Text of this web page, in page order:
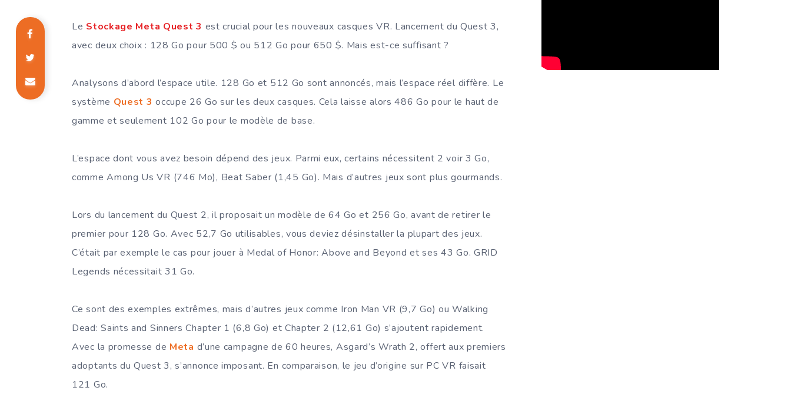
Le Stockage Meta Quest 3 est crucial pour les nouveaux casques VR. Lancement du Quest 3,
avec deux choix : 128 Go pour 500 $ ou 512 Go pour 650 $. Mais est-ce suffisant ?
Analysons d’abord l’espace utile. 128 Go et 512 Go sont annoncés, mais l’espace réel diffère. Le
système Quest 3 occupe 26 Go sur les deux casques. Cela laisse alors 486 Go pour le haut de
gamme et seulement 102 Go pour le modèle de base.
L’espace dont vous avez besoin dépend des jeux. Parmi eux, certains nécessitent 2 voir 3 Go,
comme Among Us VR (746 Mo), Beat Saber (1,45 Go). Mais d’autres jeux sont plus gourmands.
Lors du lancement du Quest 2, il proposait un modèle de 64 Go et 256 Go, avant de retirer le
premier pour 128 Go. Avec 52,7 Go utilisables, vous deviez désinstaller la plupart des jeux.
C’était par exemple le cas pour jouer à Medal of Honor: Above and Beyond et ses 43 Go. GRID
Legends nécessitait 31 Go.
Ce sont des exemples extrêmes, mais d’autres jeux comme Iron Man VR (9,7 Go) ou Walking
Dead: Saints and Sinners Chapter 1 (6,8 Go) et Chapter 2 (12,61 Go) s’ajoutent rapidement.
Avec la promesse de Meta d’une campagne de 60 heures, Asgard’s Wrath 2, offert aux premiers
adoptants du Quest 3, s’annonce imposant. En comparaison, le jeu d’origine sur PC VR faisait
121 Go.